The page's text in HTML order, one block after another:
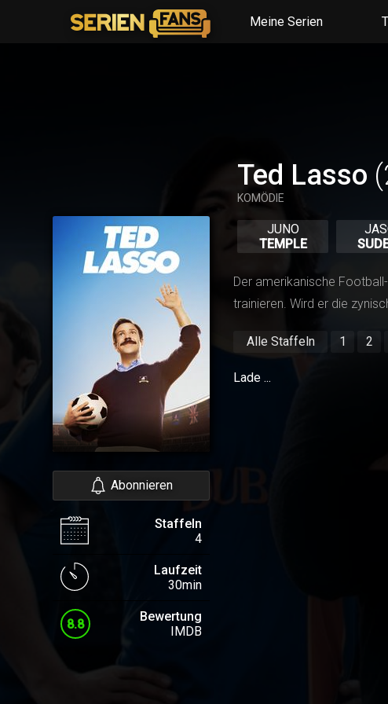
Meine Serien
Ted Lasso
KOMÖDIE
Abonnieren
Staffeln
4
Laufzeit
30min
8.8
Bewertung
IMDB
JUNO
TEMPLE
Der amerikanische
trainieren. Wird er die
Alle Staffeln 1 2
Lade ...